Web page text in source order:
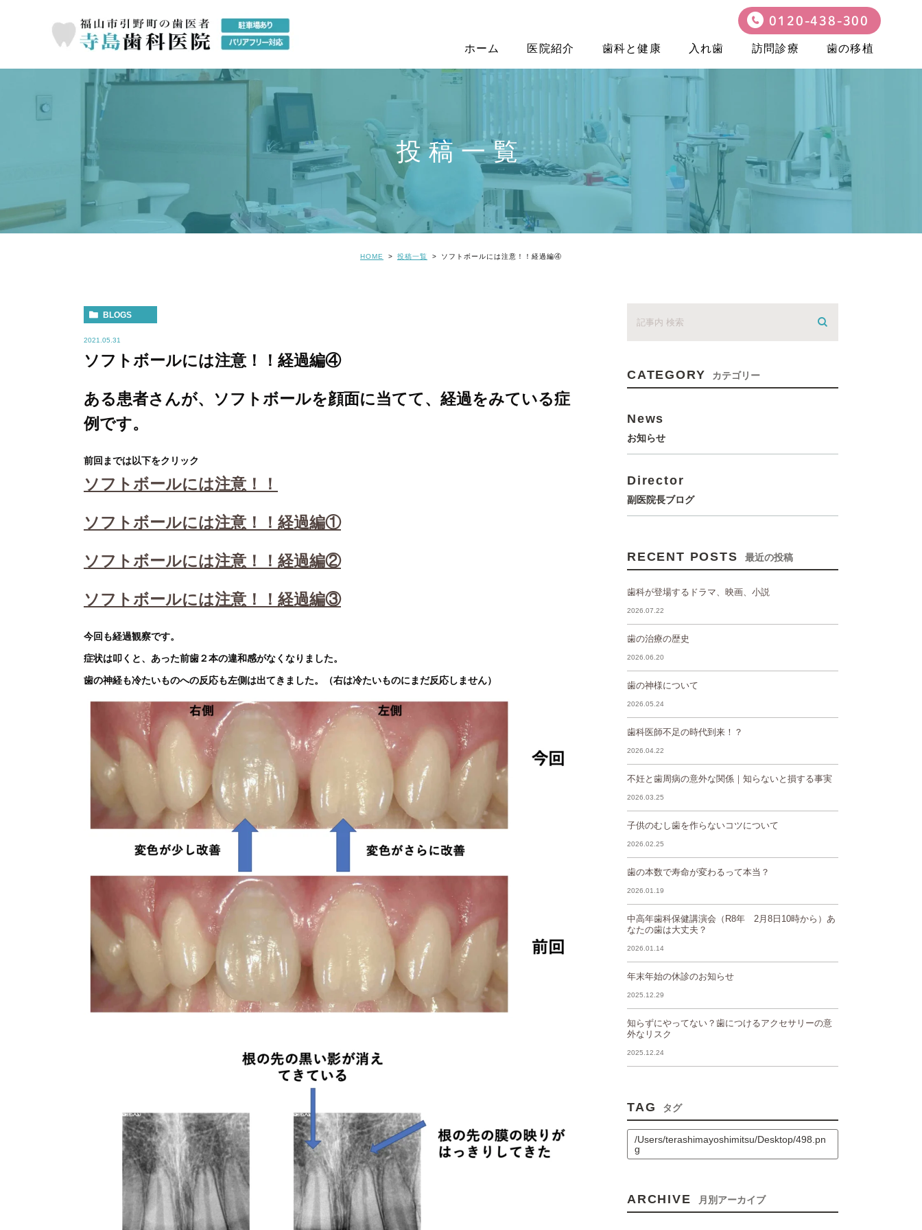
0120-438-300
ホーム 医院紹介 歯科と健康 入れ歯 訪問診療 歯の移植
投稿一覧
HOME 投稿一覧 ソフトボールには注意！！経過編④
BLOGS
2021.05.31
ソフトボールには注意！！経過編④
ある患者さんが、ソフトボールを顔面に当てて、経過をみている症
例です。
前回までは以下をクリック
ソフトボールには注意！！
ソフトボールには注意！！経過編①
ソフトボールには注意！！経過編②
ソフトボールには注意！！経過編③
今回も経過観察です。
症状は叩くと、あった前歯２本の違和感がなくなりました。
歯の神経も冷たいものへの反応も左側は出てきました。（右は冷たいものにまだ反応しません）
CATEGORY カテゴリー
News
お知らせ
Director
副医院長ブログ
RECENT POSTS 最近の投稿
歯科が登場するドラマ、映画、小説
2026.07.22
歯の治療の歴史
2026.06.20
歯の神様について
2026.05.24
歯科医師不足の時代到来！？
2026.04.22
不妊と歯周病の意外な関係｜知らないと損する事実
2026.03.25
子供のむし歯を作らないコツについて
2026.02.25
歯の本数で寿命が変わるって本当？
2026.01.19
中高年歯科保健講演会（R8年 2月8日10時から）あ
なたの歯は大丈夫？
2026.01.14
年末年始の休診のお知らせ
2025.12.29
知らずにやってない？歯につけるアクセサリーの意
外なリスク
2025.12.24
TAG タグ
/Users/terashimayoshimitsu/Desktop/498.pn
g
ARCHIVE 月別アーカイブ